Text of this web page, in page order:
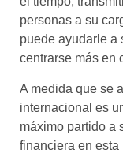
personas a su
puede ayudarle a
centrarse más en
A medida que se
internacional es
máximo partido a
financiera en esta